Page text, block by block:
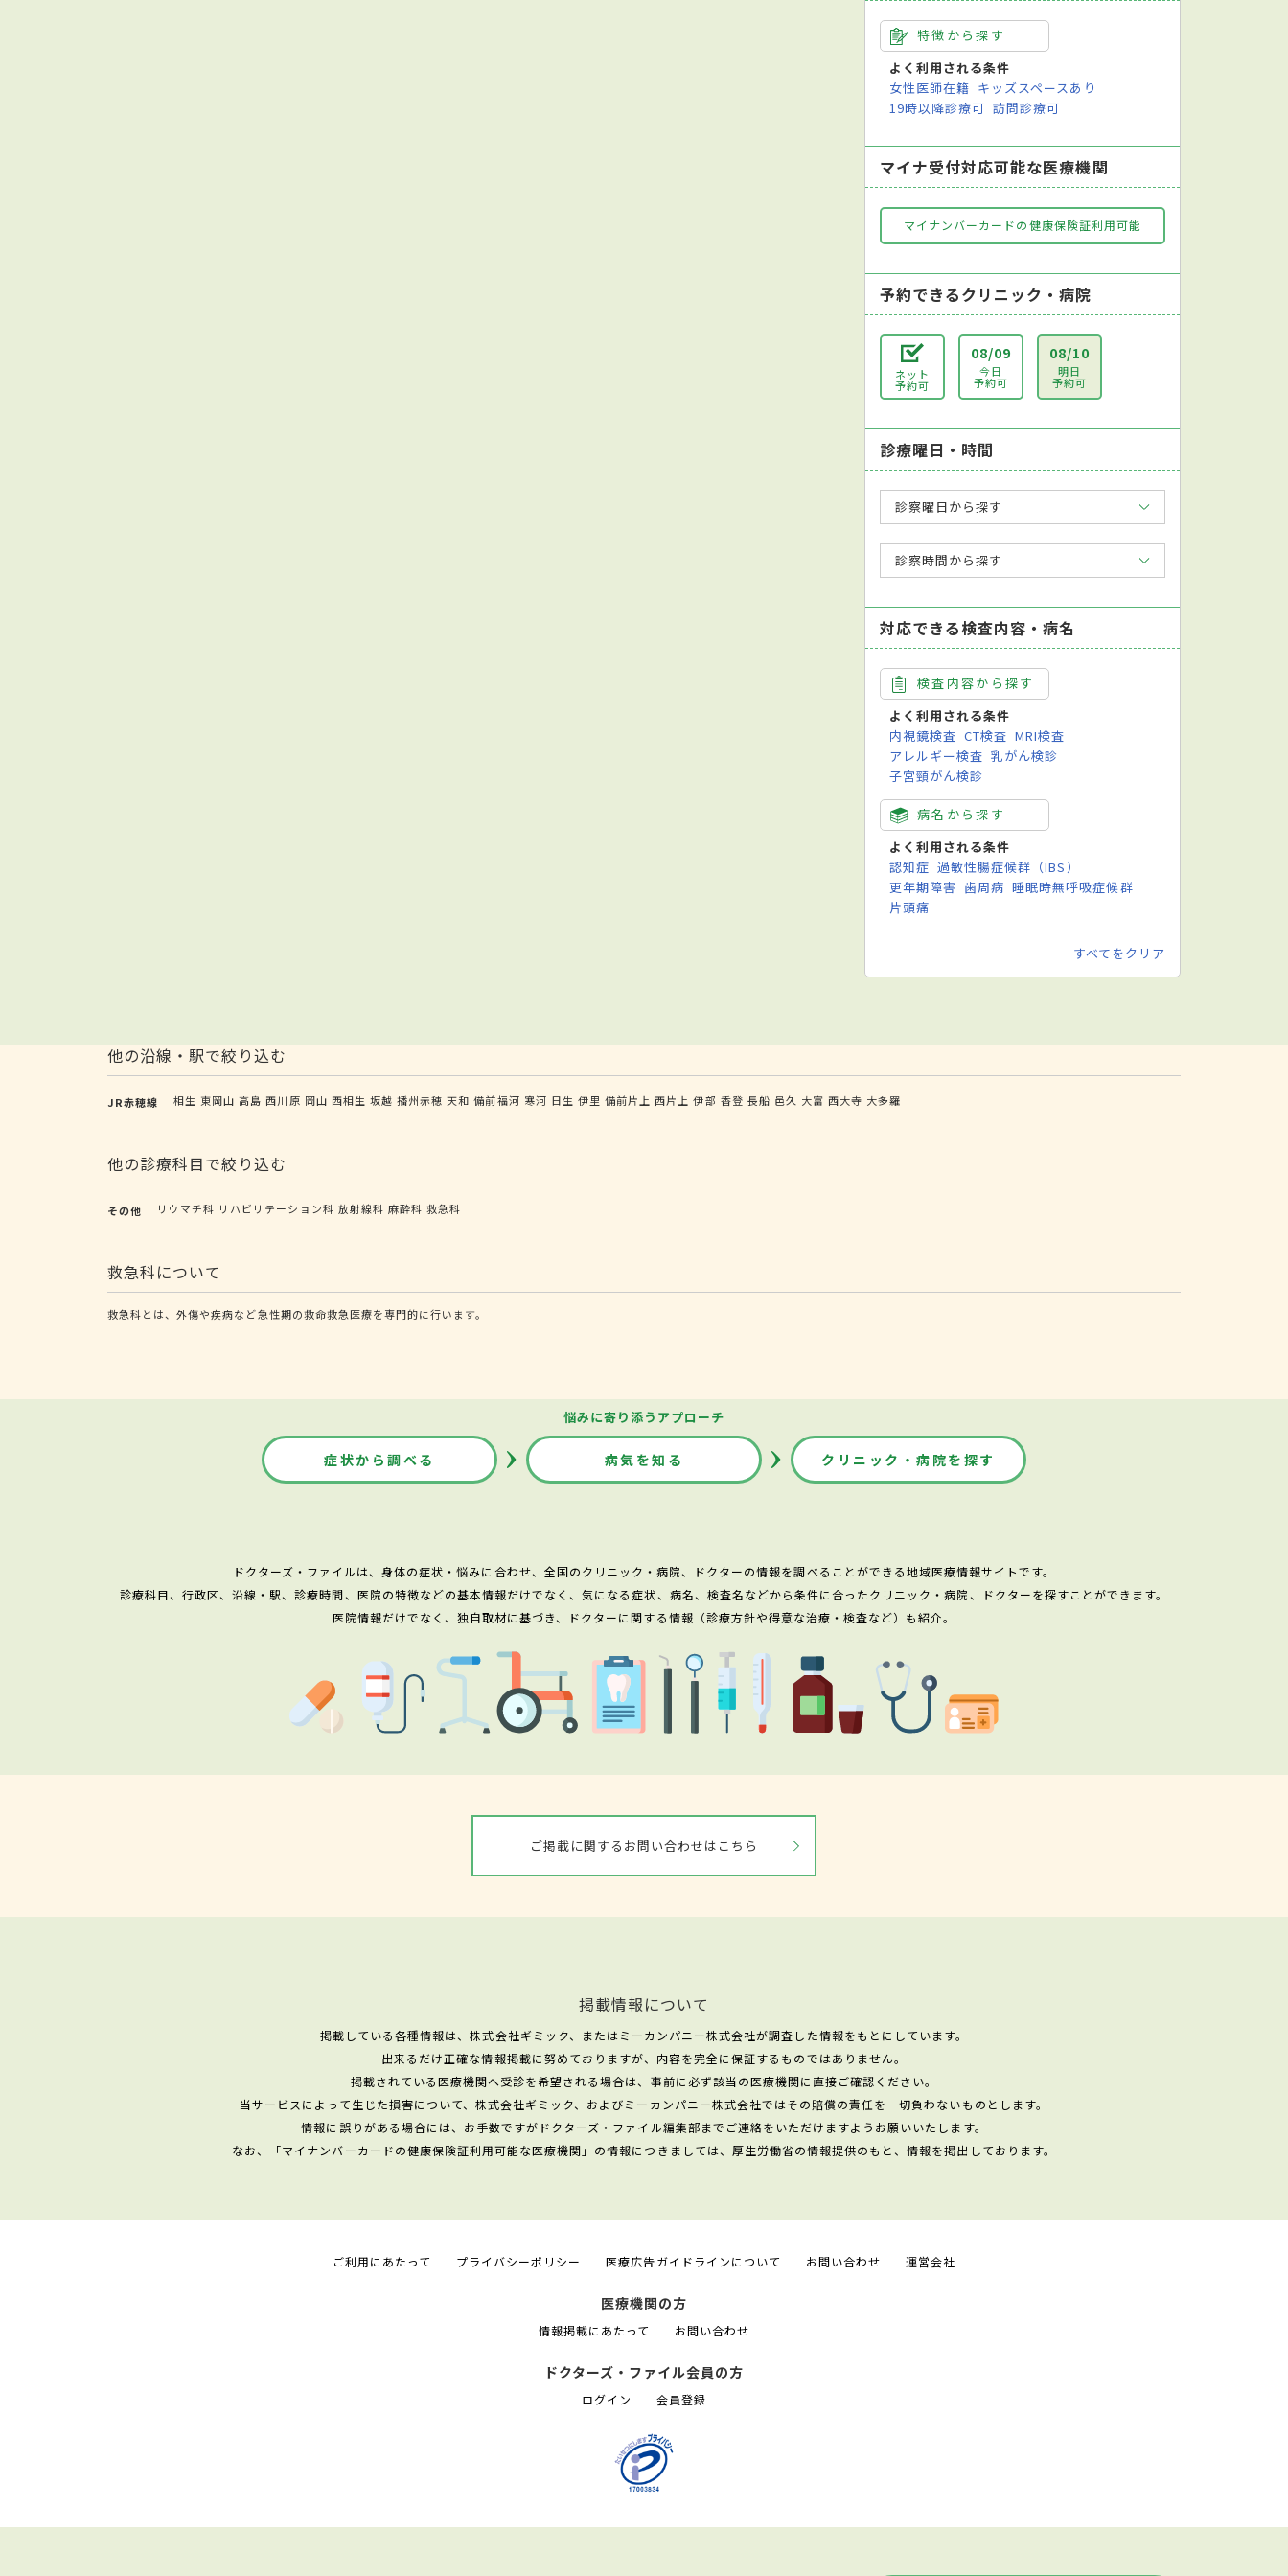
特徴から探す
よく利用される条件
女性医師在籍 キッズスペースあり
19時以降診療可 訪問診療可
マイナ受付対応可能な医療機関
マイナンバーカードの健康保険証利用可能
予約できるクリニック・病院
ネット
予約可
08/09
今日
予約可
08/10
明日
予約可
診療曜日・時間
診察曜日から探す
診察時間から探す
対応できる検査内容・病名
検査内容から探す
よく利用される条件
内視鏡検査 CT検査 MRI検査
アレルギー検査 乳がん検診
子宮頸がん検診
病名から探す
よく利用される条件
認知症 過敏性腸症候群（IBS）
更年期障害 歯周病 睡眠時無呼吸症候群
片頭痛
すべてをクリア
他の沿線・駅で絞り込む
JR赤穂線 相生 東岡山 高島 西川原 岡山 西相生 坂越 播州赤穂 天和 備前福河 寒河 日生 伊里 備前片上 西片上 伊部 香登 長船 邑久 大富 西大寺 大多羅
他の診療科目で絞り込む
その他 リウマチ科 リハビリテーション科 放射線科 麻酔科 救急科
救急科について
救急科とは、外傷や疾病など急性期の救命救急医療を専門的に行います。
悩みに寄り添うアプローチ
症状から調べる 病気を知る クリニック・病院を探す
ドクターズ・ファイルは、身体の症状・悩みに合わせ、全国のクリニック・病院、ドクターの情報を調べることができる地域医療情報サイトです。
診療科目、行政区、沿線・駅、診療時間、医院の特徴などの基本情報だけでなく、気になる症状、病名、検査名などから条件に合ったクリニック・病院、ドクターを探すことができます。
医院情報だけでなく、独自取材に基づき、ドクターに関する情報（診療方針や得意な治療・検査など）も紹介。
ご掲載に関するお問い合わせはこちら
掲載情報について
掲載している各種情報は、株式会社ギミック、またはミーカンパニー株式会社が調査した情報をもとにしています。
出来るだけ正確な情報掲載に努めておりますが、内容を完全に保証するものではありません。
掲載されている医療機関へ受診を希望される場合は、事前に必ず該当の医療機関に直接ご確認ください。
当サービスによって生じた損害について、株式会社ギミック、およびミーカンパニー株式会社ではその賠償の責任を一切負わないものとします。
情報に誤りがある場合には、お手数ですがドクターズ・ファイル編集部までご連絡をいただけますようお願いいたします。
なお、「マイナンバーカードの健康保険証利用可能な医療機関」の情報につきましては、厚生労働省の情報提供のもと、情報を掲出しております。
ご利用にあたって プライバシーポリシー 医療広告ガイドラインについて お問い合わせ 運営会社
医療機関の方
情報掲載にあたって お問い合わせ
ドクターズ・ファイル会員の方
ログイン 会員登録